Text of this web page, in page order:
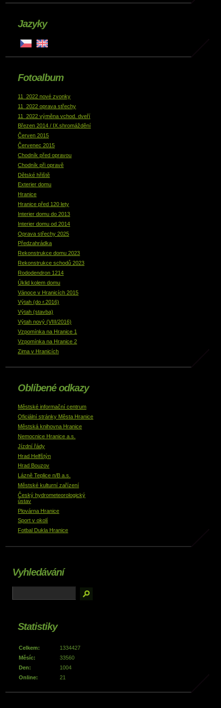
Jazyky
Fotoalbum
11_2022 nové zvonky
11_2022 oprava střechy
11_2022 výměna vchod. dveří
Březen 2014 / IX.shromáždění
Červen 2015
Červenec 2015
Chodník před opravou
Chodník při opravě
Dětské hřiště
Exterier domu
Hranice
Hranice před 120 lety
Interier domu do 2013
Interier domu od 2014
Oprava střechy 2025
Předzahrádka
Rekonstrukce domu 2023
Rekonstrukce schodů 2023
Rododendron 1214
Úklid kolem domu
Vánoce v Hranicích 2015
Výtah (do r.2016)
Výtah (stavba)
Výtah nový (VIII/2016)
Vzpomínka na Hranice 1
Vzpomínka na Hranice 2
Zima v Hranicích
Oblíbené odkazy
Městské informační centrum
Oficiální stránky Města Hranice
Městská knihovna Hranice
Nemocnice Hranice a.s.
Jízdní řády
Hrad Helfštýn
Hrad Bouzov
Lázně Teplice n/B a.s.
Městské kulturní zařízení
Český hydrometeorologický
ústav
Plovárna Hranice
Sport v okolí
Fotbal Dukla Hranice
Vyhledávání
Statistiky
Online: 21
Celkem:
1334427
Měsíc:
33560
Den:
1004